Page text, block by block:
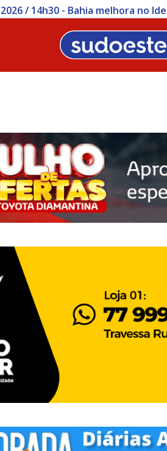
para concurso da Polícia